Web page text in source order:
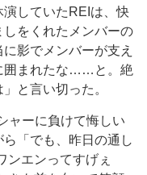
していたREIは、快
をくれたメンバーの
影でメンバーが支え
囲まれたな……と。絶
と言い切った。
ャーに負けて悔しい
「でも、昨日の通し
ンエンってすげぇ